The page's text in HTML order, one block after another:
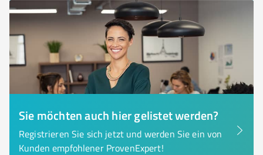
Sie möchten auch hier gelistet werden?
Registrieren Sie sich jetzt und werden Sie ein von
Kunden empfohlener ProvenExpert!